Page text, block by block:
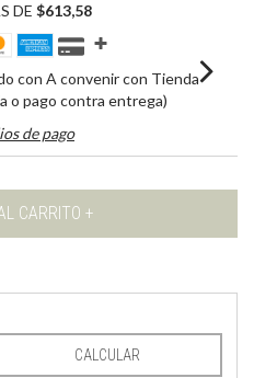
DE $613,58
con A convenir con Tienda
o pago contra entrega)
de pago
CALCULAR